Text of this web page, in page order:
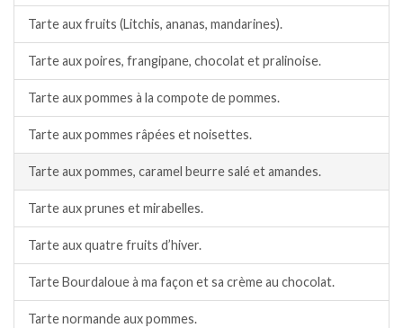
Tarte aux fruits (Litchis, ananas, mandarines).
Tarte aux poires, frangipane, chocolat et pralinoise.
Tarte aux pommes à la compote de pommes.
Tarte aux pommes râpées et noisettes.
Tarte aux pommes, caramel beurre salé et amandes.
Tarte aux prunes et mirabelles.
Tarte aux quatre fruits d’hiver.
Tarte Bourdaloue à ma façon et sa crème au chocolat.
Tarte normande aux pommes.